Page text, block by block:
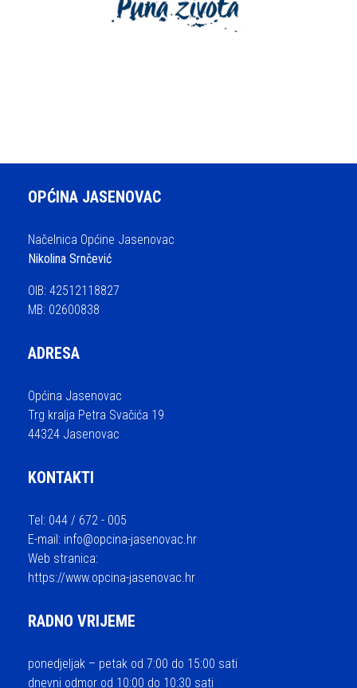
OPĆINA JASENOVAC
Načelnica Općine Jasenovac
Nikolina Srnčević
OIB: 42512118827
MB: 02600838
ADRESA
Općina Jasenovac
Trg kralja Petra Svačića 19
44324 Jasenovac
KONTAKTI
Tel: 044 / 672 - 005
E-mail: info@opcina-jasenovac.hr
Web stranica:
https://www.opcina-jasenovac.hr
RADNO VRIJEME
ponedjeljak – petak od 7:00 do 15:00 sati
dnevni odmor od 10:00 do 10:30 sati